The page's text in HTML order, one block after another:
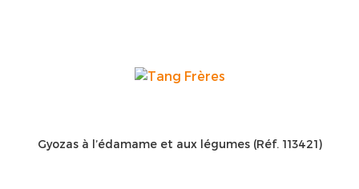
Gyozas à l’édamame et aux légumes (Réf. 113421)